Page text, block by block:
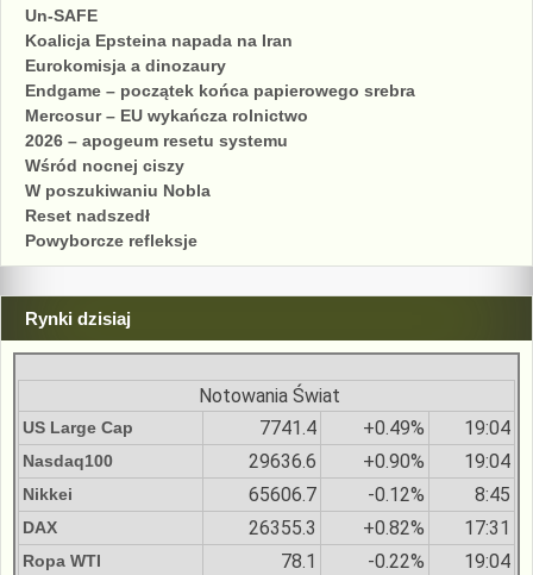
Un-SAFE
Koalicja Epsteina napada na Iran
Eurokomisja a dinozaury
Endgame – początek końca papierowego srebra
Mercosur – EU wykańcza rolnictwo
2026 – apogeum resetu systemu
Wśród nocnej ciszy
W poszukiwaniu Nobla
Reset nadszedł
Powyborcze refleksje
Rynki dzisiaj
Notowania Świat
US Large Cap 7741.4 +0.49% 19:04
Nasdaq100 29636.6 +0.90% 19:04
Nikkei 65606.7 -0.12% 8:45
DAX 26355.3 +0.82% 17:31
Ropa WTI 78.1 -0.22% 19:04